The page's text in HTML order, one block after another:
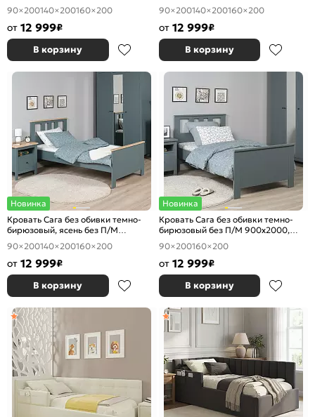
основание, изголовье жесткое
90×200140×200160×200
от 12 999₽
В корзину
ортопедическое основание,
изголовье жесткое
90×200140×200160×200
от 12 999₽
В корзину
Новинка
Кровать Сага без обивки темно-
бирюзовый, ясень без П/М
900x2000, ортопедическое
основание, изголовье жесткое
90×200140×200160×200
от 12 999₽
В корзину
Новинка
Кровать Сага без обивки темно-
бирюзовый без П/М 900x2000,
ортопедическое основание,
изголовье жесткое
90×200160×200
от 12 999₽
В корзину